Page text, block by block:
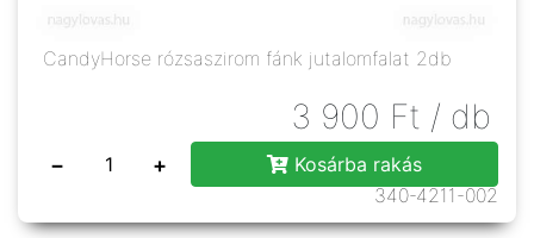
CandyHorse rózsaszirom fánk jutalomfalat 2db
3 900 Ft / db
− +
Kosárba rakás
340-4211-002